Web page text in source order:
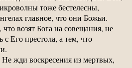
тоже бестелесны,
главное, что они Божьи.
возят Бога на совещания, не
Его престола, а тем, что
жди воскресения из мертвых,